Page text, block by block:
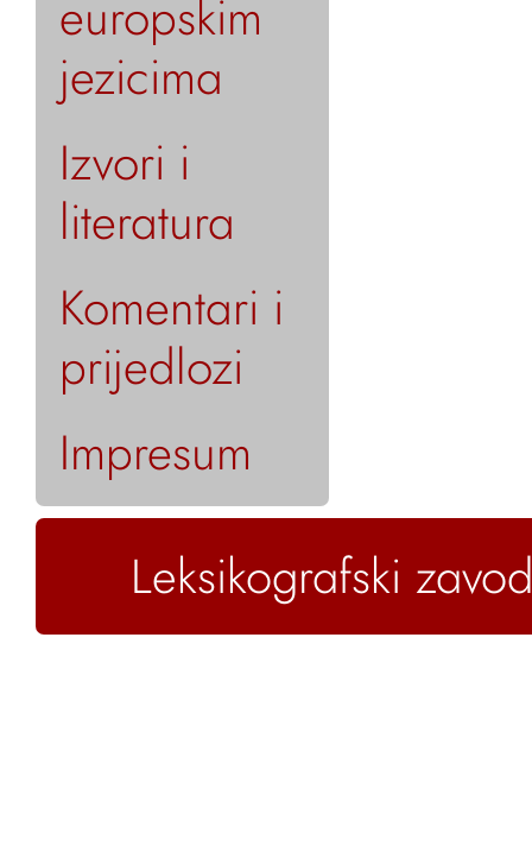
europskim
jezicima
Izvori i
literatura
Komentari i
prijedlozi
Impresum
Leksikografski